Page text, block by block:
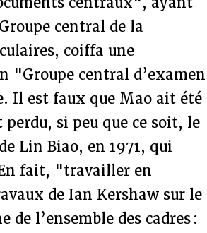
central de la
coiffa une
central d’examen
Il est faux que Mao ait été
si peu que ce soit, le
Lin Biao, en 1971, qui
fait, "travailler en
de Ian Kershaw sur le
l’ensemble des cadres :